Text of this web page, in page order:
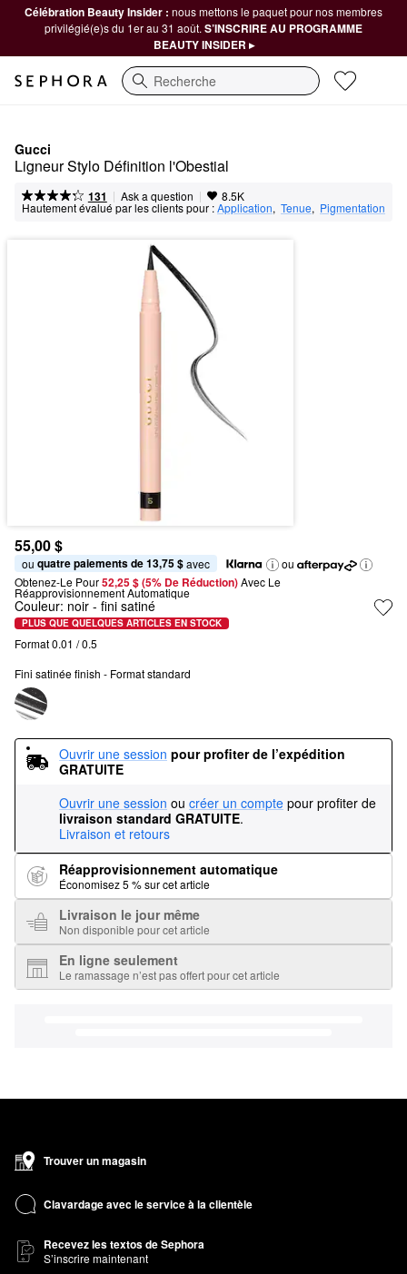
Célébration Beauty Insider : nous mettons le paquet pour nos membres
privilégié(e)s du 1er au 31 août. S’INSCRIRE AU PROGRAMME
BEAUTY INSIDER ▸
Recherche
Gucci
Ligneur Stylo Définition l'Obestial
131 | Ask a question | 8.5K
Hautement évalué par les clients pour :Application, Tenue, Pigmentation
55,00 $
ou quatre paiements de 13,75 $ avec
ou
Obtenez-Le Pour52,25 $ (5% De Réduction) Avec Le
Réapprovisionnement Automatique
Couleur: noir - fini satiné
PLUS QUE QUELQUES ARTICLES EN STOCK
Format 0.01 / 0.5
Fini satinée finish - Format standard
Ouvrir une session pour profiter de l’expédition
GRATUITE
Ouvrir une session ou créer un compte pour profiter de
livraison standard GRATUITE.
Livraison et retours
Réapprovisionnement automatique
Économisez 5 % sur cet article
Livraison le jour même
Non disponible pour cet article
En ligne seulement
Le ramassage n’est pas offert pour cet article
Trouver un magasin
Clavardage avec le service à la clientèle
Recevez les textos de Sephora
S’inscrire maintenant